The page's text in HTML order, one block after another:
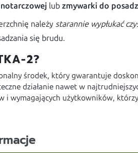
lubzmywarki do
należy starannie wypłukać
się brudu.
2?
środek, który gwarantuje
działanie nawet w
i wymagających użytkowników,